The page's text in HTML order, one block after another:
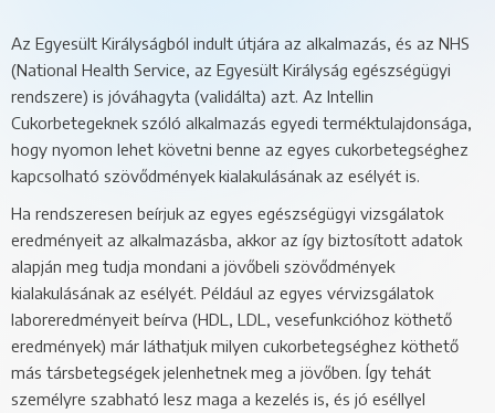
Az Egyesült Királyságból indult útjára az alkalmazás, és az NHS
(National Health Service, az Egyesült Királyság egészségügyi
rendszere) is jóváhagyta (validálta) azt. Az Intellin
Cukorbetegeknek szóló alkalmazás egyedi terméktulajdonsága,
hogy nyomon lehet követni benne az egyes cukorbetegséghez
kapcsolható szövődmények kialakulásának az esélyét is.
Ha rendszeresen beírjuk az egyes egészségügyi vizsgálatok
eredményeit az alkalmazásba, akkor az így biztosított adatok
alapján meg tudja mondani a jövőbeli szövődmények
kialakulásának az esélyét. Például az egyes vérvizsgálatok
laboreredményeit beírva (HDL, LDL, vesefunkcióhoz köthető
eredmények) már láthatjuk milyen cukorbetegséghez köthető
más társbetegségek jelenhetnek meg a jövőben. Így tehát
személyre szabható lesz maga a kezelés is, és jó eséllyel